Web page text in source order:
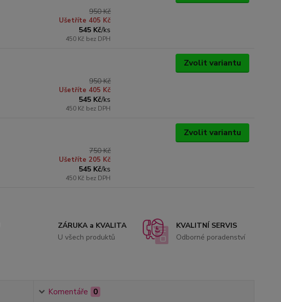
950 Kč
Ušetříte 405 Kč
545 Kč/ks
450 Kč bez DPH
950 Kč
Ušetříte 405 Kč
545 Kč/ks
450 Kč bez DPH
Zvolit variantu
750 Kč
Ušetříte 205 Kč
545 Kč/ks
450 Kč bez DPH
Zvolit variantu
ZÁRUKA a KVALITA
U všech produktů
KVALITNÍ SERVIS
Odborné poradenství
Komentáře 0